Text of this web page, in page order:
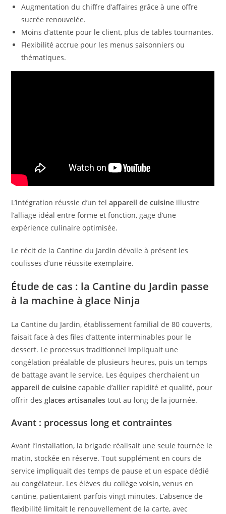
Augmentation du chiffre d’affaires grâce à une offre
sucrée renouvelée.
Moins d’attente pour le client, plus de tables tournantes.
Flexibilité accrue pour les menus saisonniers ou
thématiques.
L’intégration réussie d’un telappareil de cuisine illustre
l’alliage idéal entre forme et fonction, gage d’une
expérience culinaire optimisée.
Le récit de la Cantine du Jardin dévoile à présent les
coulisses d’une réussite exemplaire.
Étude de cas : la Cantine du Jardin passe
à la machine à glace Ninja
La Cantine du Jardin, établissement familial de 80 couverts,
faisait face à des files d’attente interminables pour le
dessert. Le processus traditionnel impliquait une
congélation préalable de plusieurs heures, puis un temps
de battage avant le service. Les équipes cherchaient un
appareil de cuisine capable d’allier rapidité et qualité, pour
offrir desglaces artisanales tout au long de la journée.
Avant : processus long et contraintes
Avant l’installation, la brigade réalisait une seule fournée le
matin, stockée en réserve. Tout supplément en cours de
service impliquait des temps de pause et un espace dédié
au congélateur. Les élèves du collège voisin, venus en
cantine, patientaient parfois vingt minutes. L’absence de
flexibilité limitait le renouvellement de la carte, avec